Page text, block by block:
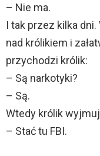
– Nie ma.
I tak przez kilka
nad królikiem i
przychodzi królik:
– Są narkotyki?
– Są.
Wtedy królik
– Stać tu FBI.